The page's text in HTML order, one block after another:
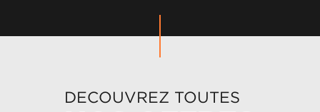
DECOUVREZ TOUTES